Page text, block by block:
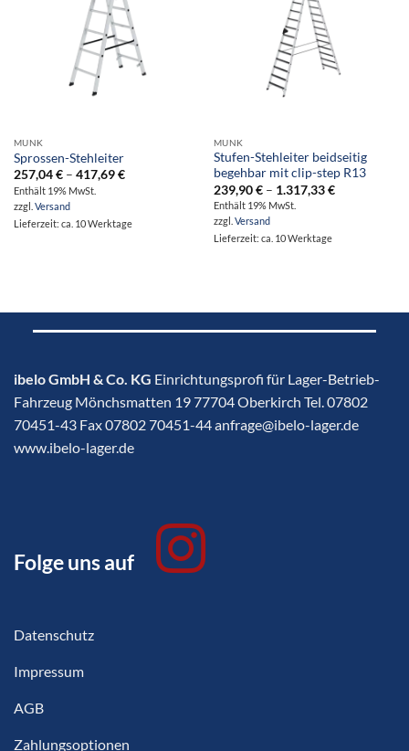
MUNK
Sprossen-Stehleiter
257,04€ – 417,69€Preisspanne:
Enthält 19% MwSt.
zzgl. Versand
Lieferzeit: ca. 10 Werktage
MUNK
Stufen-Stehleiter beidseitig
begehbar mit clip-step R13
239,90€ – 1.317,33€Preisspanne:
Enthält 19% MwSt.
zzgl. Versand
Lieferzeit: ca. 10 Werktage
ibelo GmbH & Co. KG Einrichtungsprofi für Lager-Betrieb-
Fahrzeug Mönchsmatten 19 77704 Oberkirch Tel. 07802
70451-43 Fax 07802 70451-44 anfrage@ibelo-lager.de
www.ibelo-lager.de
Folge uns auf
Datenschutz
Impressum
AGB
Zahlungsoptionen